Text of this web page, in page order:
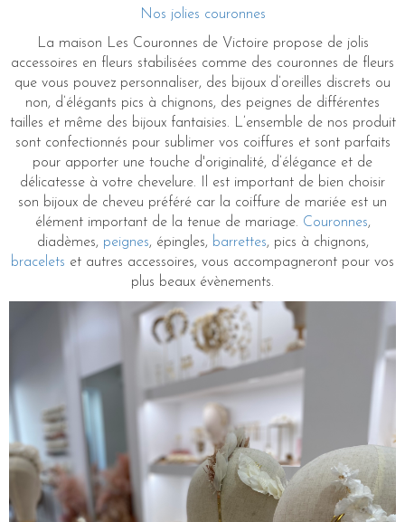
Nos jolies couronnes
La maison Les Couronnes de Victoire propose de jolis
accessoires en fleurs stabilisées comme des couronnes de fleurs
que vous pouvez personnaliser, des bijoux d’oreilles discrets ou
non, d’élégants pics à chignons, des peignes de différentes
tailles et même des bijoux fantaisies. L’ensemble de nos produit
sont confectionnés pour sublimer vos coiffures et sont parfaits
pour apporter une touche d'originalité, d’élégance et de
délicatesse à votre chevelure. Il est important de bien choisir
son bijoux de cheveu préféré car la coiffure de mariée est un
élément important de la tenue de mariage. Couronnes,
diadèmes, peignes, épingles, barrettes, pics à chignons,
bracelets et autres accessoires, vous accompagneront pour vos
plus beaux évènements.